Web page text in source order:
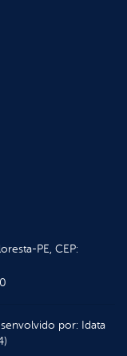
PE, CEP:
por:
Idata